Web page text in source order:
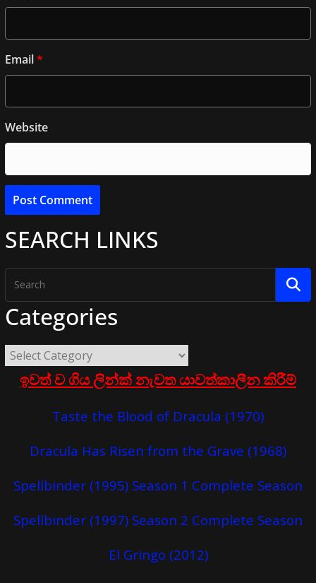
Email*
Website
SEARCH LINKS
Categories
ඉවත් ව ගිය ලින්ක් නැවත යාවත්කාලීන කිරීම්
Taste the Blood of Dracula (1970)
Dracula Has Risen from the Grave (1968)
Spellbinder (1995) Season 1 Complete Season
Spellbinder (1997) Season 2 Complete Season
El Gringo (2012)